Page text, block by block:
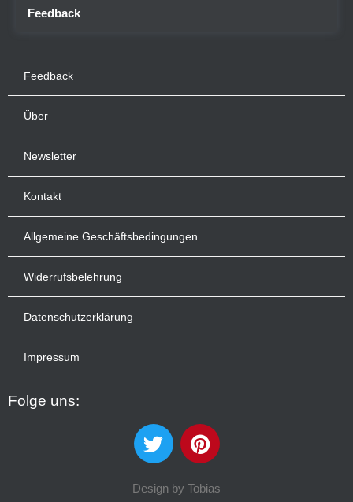
Feedback
Feedback
Über
Newsletter
Kontakt
Allgemeine Geschäftsbedingungen
Widerrufsbelehrung
Datenschutzerklärung
Impressum
Folge uns:
Design by Tobias